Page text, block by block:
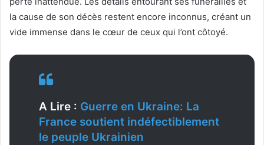
la cause de son décès restent encore inconnus, créant un
vide immense dans le cœur de ceux qui l’ont côtoyé.
A Lire : Guerre en Ukraine: La
France soutient indéfectiblement
le peuple Ukrainien